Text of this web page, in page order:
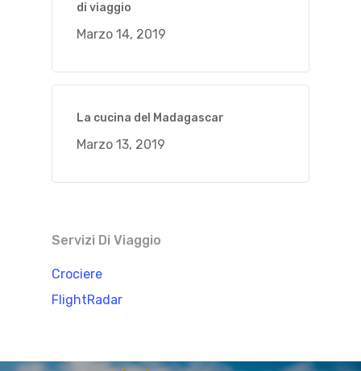
di viaggio
Marzo 14, 2019
La cucina del Madagascar
Marzo 13, 2019
Servizi Di Viaggio
Crociere
FlightRadar